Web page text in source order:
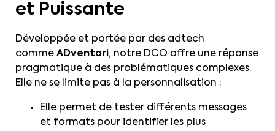
et Puissante
Développée et portée par des adtech
comme ADventori, notre DCO offre une réponse
pragmatique à des problématiques complexes.
Elle ne se limite pas à la personnalisation :
Elle permet de tester différents messages
et formats pour identifier les plus